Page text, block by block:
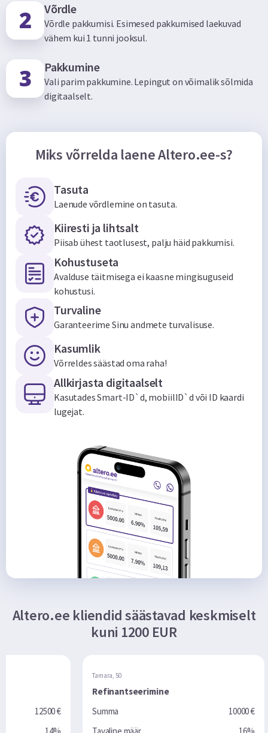
Võrdle
Võrdle pakkumisi. Esimesed pakkumised laekuvad
vähem kui 1 tunni jooksul.
Pakkumine
Vali parim pakkumine. Lepingut on võimalik sõlmida
digitaalselt.
Miks võrrelda laene Altero.ee-s?
Tasuta
Laenude võrdlemine on tasuta.
Kiiresti ja lihtsalt
Piisab ühest taotlusest, palju häid pakkumisi.
Kohustuseta
Avalduse täitmisega ei kaasne mingisuguseid
kohustusi.
Turvaline
Garanteerime Sinu andmete turvalisuse.
Kasumlik
Võrreldes säästad oma raha!
Allkirjasta digitaalselt
Kasutades Smart-ID`d, mobiilID`d või ID kaardi
lugejat.
Altero.ee kliendid säästavad keskmiselt
kuni 1200 EUR
Refinantseerimine
Summa
Summa